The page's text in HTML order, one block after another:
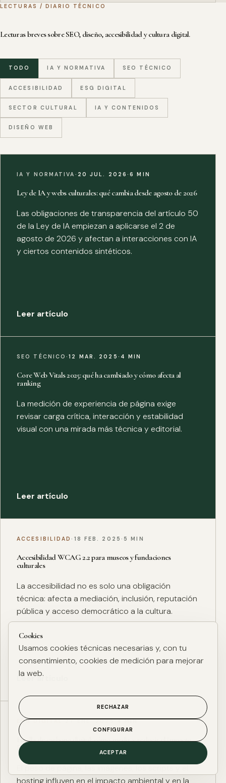
LECTURAS / DIARIO TÉCNICO
Lecturas breves sobre SEO, diseño, accesibilidad y cultura digital.
TODO IA Y NORMATIVA SEO TÉCNICO
ACCESIBILIDAD ESG DIGITAL
SECTOR CULTURAL IA Y CONTENIDOS
DISEÑO WEB
IA Y NORMATIVA · 20 JUL. 2026·6 MIN
Ley de IA y webs culturales: qué cambia desde agosto de 2026
Las obligaciones de transparencia del artículo 50
de la Ley de IA empiezan a aplicarse el 2 de
agosto de 2026 y afectan a interacciones con IA
y ciertos contenidos sintéticos.
Leer artículo
SEO TÉCNICO·12 MAR. 2025 · 4 MIN
Core Web Vitals 2025: qué ha cambiado y cómo afecta al
ranking
La medición de experiencia de página exige
revisar carga crítica, interacción y estabilidad
visual con una mirada más técnica y editorial.
Leer artículo
ACCESIBILIDAD · 18 FEB. 2025 · 5 MIN
Accesibilidad WCAG 2.2 para museos y fundaciones
culturales
La accesibilidad no es solo una obligación
técnica: afecta a mediación, inclusión, reputación
pública y acceso democrático a la cultura.
Leer artículo
ESG DIGITAL·27 ENE. 2025·4 MIN
Huella de carbono digital: cómo medir y reducir el impacto
ESG de una web
El peso de página, las imágenes, los scripts y el
hosting influyen en el impacto ambiental y en la
Cookies
Usamos cookies técnicas necesarias y, con tu
consentimiento, cookies de medición para mejorar
la web.
RECHAZAR
CONFIGURAR
ACEPTAR